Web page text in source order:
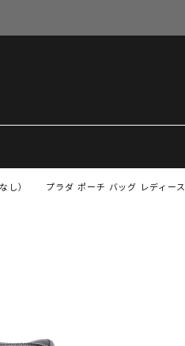
プラダ ポーチ バッグ レディース
し）